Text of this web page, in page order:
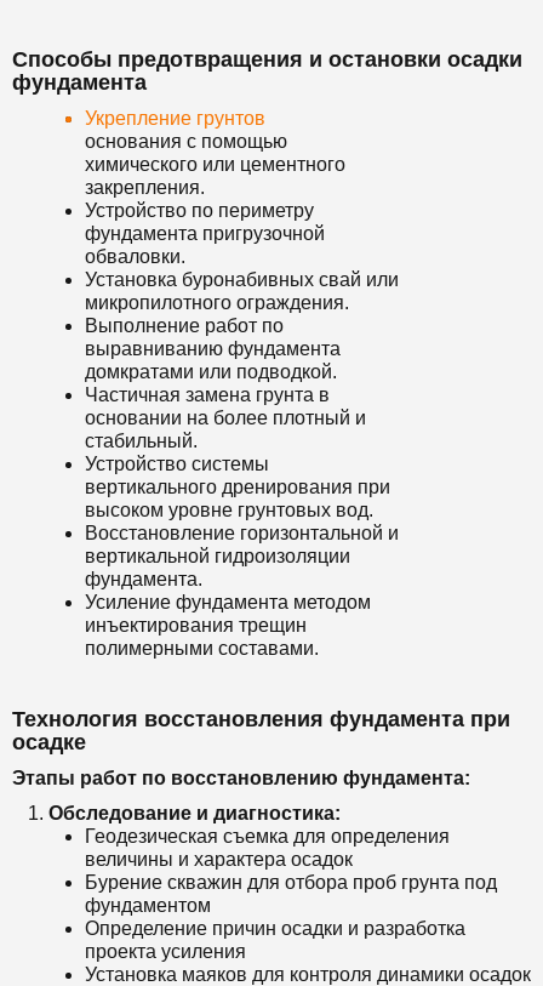
Способы предотвращения и остановки осадки
фундамента
Укрепление грунтов
основания с помощью
химического или цементного
закрепления.
Устройство по периметру
фундамента пригрузочной
обваловки.
Установка буронабивных свай или
микропилотного ограждения.
Выполнение работ по
выравниванию фундамента
домкратами или подводкой.
Частичная замена грунта в
основании на более плотный и
стабильный.
Устройство системы
вертикального дренирования при
высоком уровне грунтовых вод.
Восстановление горизонтальной и
вертикальной гидроизоляции
фундамента.
Усиление фундамента методом
инъектирования трещин
полимерными составами.
Технология восстановления фундамента при
осадке
Этапы работ по восстановлению фундамента:
Обследование и диагностика:
Геодезическая съемка для определения
величины и характера осадок
Бурение скважин для отбора проб грунта под
фундаментом
Определение причин осадки и разработка
проекта усиления
Установка маяков для контроля динамики осадок